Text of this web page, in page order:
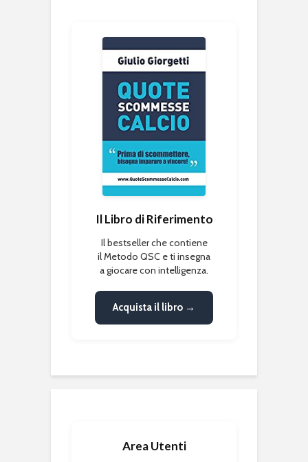
Il Libro di Riferimento
Il bestseller che contiene
il Metodo QSC e ti insegna
a giocare con intelligenza.
Acquista il libro →
Area Utenti